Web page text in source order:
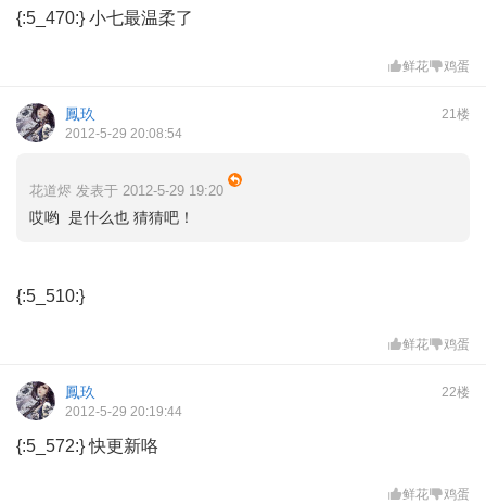
{:5_470:} 小七最温柔了
鲜花 鸡蛋
21楼
鳳玖
2012-5-29 20:08:54
花道烬 发表于 2012-5-29 19:20
哎哟 是什么也 猜猜吧！
{:5_510:}
鲜花 鸡蛋
22楼
鳳玖
2012-5-29 20:19:44
{:5_572:} 快更新咯
鲜花 鸡蛋